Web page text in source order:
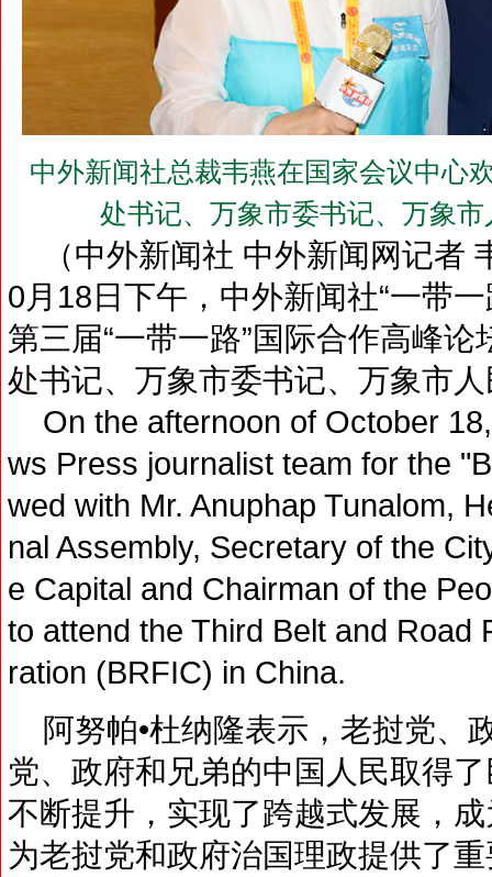
中外新闻社总裁韦燕在国家会议中心
处书记、万象市委书记、万象
（中外新闻社 中外新闻网记者
0月18日下午，中外新闻社“一带
第三届“一带一路”国际合作高峰
处书记、万象市委书记、万象市
On the afternoon of October
ws Press journalist team for the
wed with Mr. Anuphap Tunalom,
nal Assembly, Secretary of the
e Capital and Chairman of the
to attend the Third Belt and Road
ration (BRFIC) in China.
阿努帕•杜纳隆表示，老挝党、
党、政府和兄弟的中国人民取得
不断提升，实现了跨越式发展，
为老挝党和政府治国理政提供了